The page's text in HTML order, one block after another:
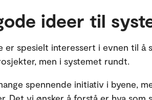
ideer til
er spesielt interessert i evnen til å
men i systemet rundt.
spennende initiativ i byene,